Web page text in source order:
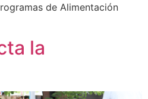
de Alimentación
la